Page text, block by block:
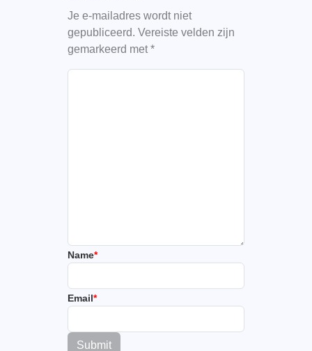
Je e-mailadres wordt niet
gepubliceerd. Vereiste velden zijn
gemarkeerd met*
Name*
Email*